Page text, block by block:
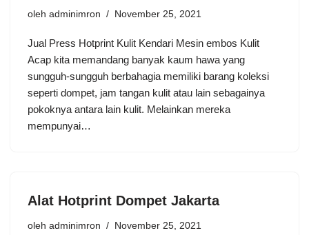
oleh adminimron November 25, 2021
Jual Press Hotprint Kulit Kendari Mesin embos Kulit
Acap kita memandang banyak kaum hawa yang
sungguh-sungguh berbahagia memiliki barang koleksi
seperti dompet, jam tangan kulit atau lain sebagainya
pokoknya antara lain kulit. Melainkan mereka
mempunyai…
Alat Hotprint Dompet Jakarta
oleh adminimron November 25, 2021